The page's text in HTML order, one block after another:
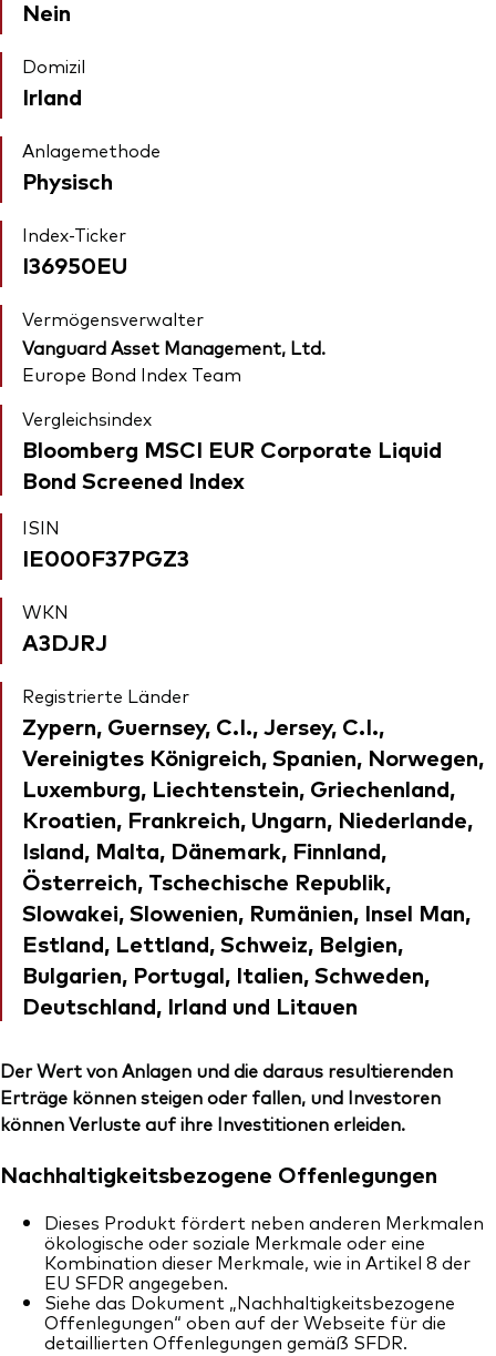
Nein
Domizil
Irland
Anlagemethode
Physisch
Index-Ticker
I36950EU
Vermögensverwalter
Vanguard Asset Management, Ltd.
Europe Bond Index Team
Vergleichsindex
Bloomberg MSCI EUR Corporate Liquid
Bond Screened Index
ISIN
IE000F37PGZ3
WKN
A3DJRJ
Registrierte Länder
Zypern, Guernsey, C.I., Jersey, C.I.,
Vereinigtes Königreich, Spanien, Norwegen,
Luxemburg, Liechtenstein, Griechenland,
Kroatien, Frankreich, Ungarn, Niederlande,
Island, Malta, Dänemark, Finnland,
Österreich, Tschechische Republik,
Slowakei, Slowenien, Rumänien, Insel Man,
Estland, Lettland, Schweiz, Belgien,
Bulgarien, Portugal, Italien, Schweden,
Deutschland, Irland und Litauen
Der Wert von Anlagen und die daraus resultierenden
Erträge können steigen oder fallen, und Investoren
können Verluste auf ihre Investitionen erleiden.
Nachhaltigkeitsbezogene Offenlegungen
Dieses Produkt fördert neben anderen Merkmalen
ökologische oder soziale Merkmale oder eine
Kombination dieser Merkmale, wie in Artikel 8 der
EU SFDR angegeben.
Siehe das Dokument „Nachhaltigkeitsbezogene
Offenlegungen“ oben auf der Webseite für die
detaillierten Offenlegungen gemäß SFDR.